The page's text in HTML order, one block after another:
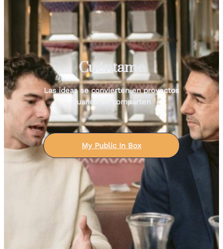
Cuéntame
Las ideas se convierten en proyectos
cuando se comparten
My Public In Box